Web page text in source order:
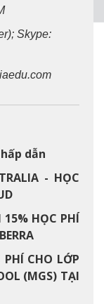
Skype:
dẫn
- HỌC
HỌC PHÍ
CHO LỚP
(MGS) TẠI